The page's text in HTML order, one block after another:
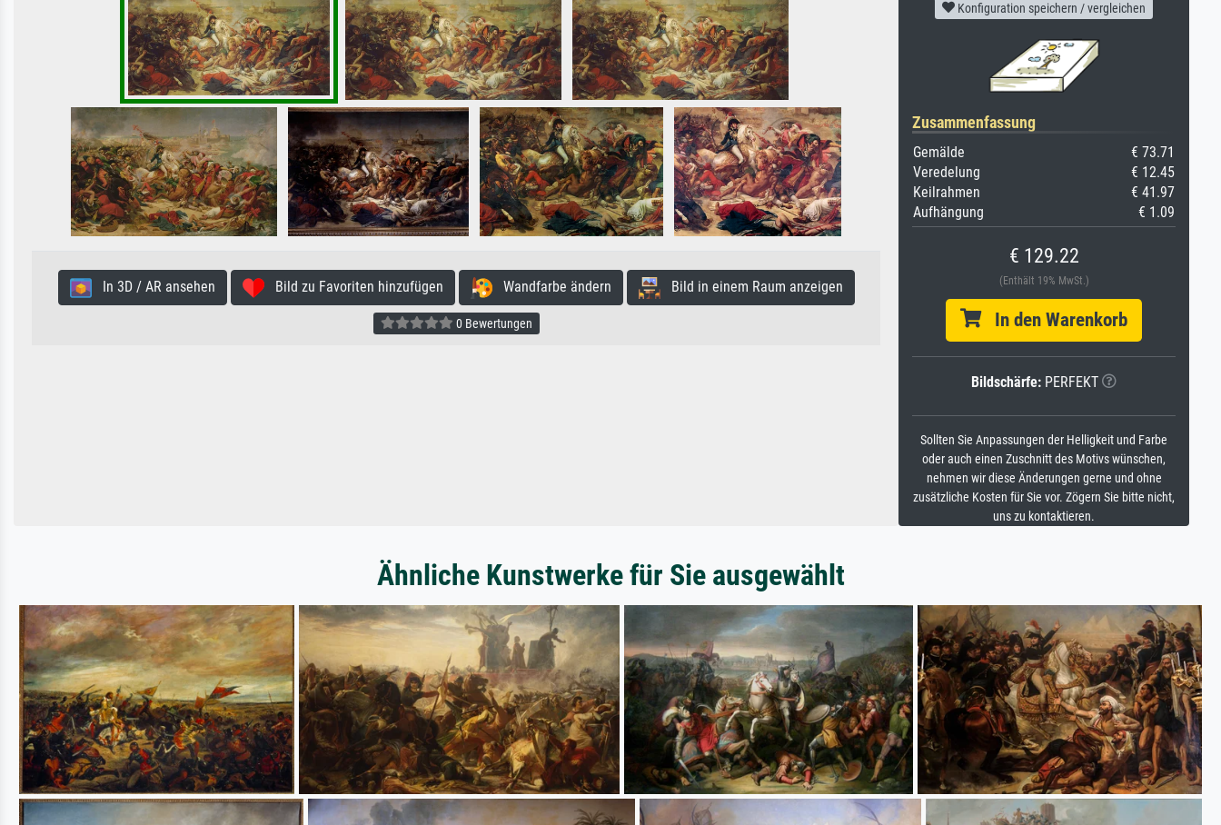
In 3D / AR ansehen Bild zu Favoriten hinzufügen Wandfarbe ändern Bild in einem Raum anzeigen
0 Bewertungen
Konfiguration speichern / vergleichen
Zusammenfassung
Gemälde
€ 73.71
Veredelung
€ 12.45
Keilrahmen
€ 41.97
Aufhängung
€ 1.09
€ 129.22
(Enthält 19% MwSt.)
In den Warenkorb
Bildschärfe: PERFEKT
Sollten Sie Anpassungen der Helligkeit und Farbe
oder auch einen Zuschnitt des Motivs wünschen,
nehmen wir diese Änderungen gerne und ohne
zusätzliche Kosten für Sie vor. Zögern Sie bitte nicht,
uns zu kontaktieren.
Ähnliche Kunstwerke für Sie ausgewählt